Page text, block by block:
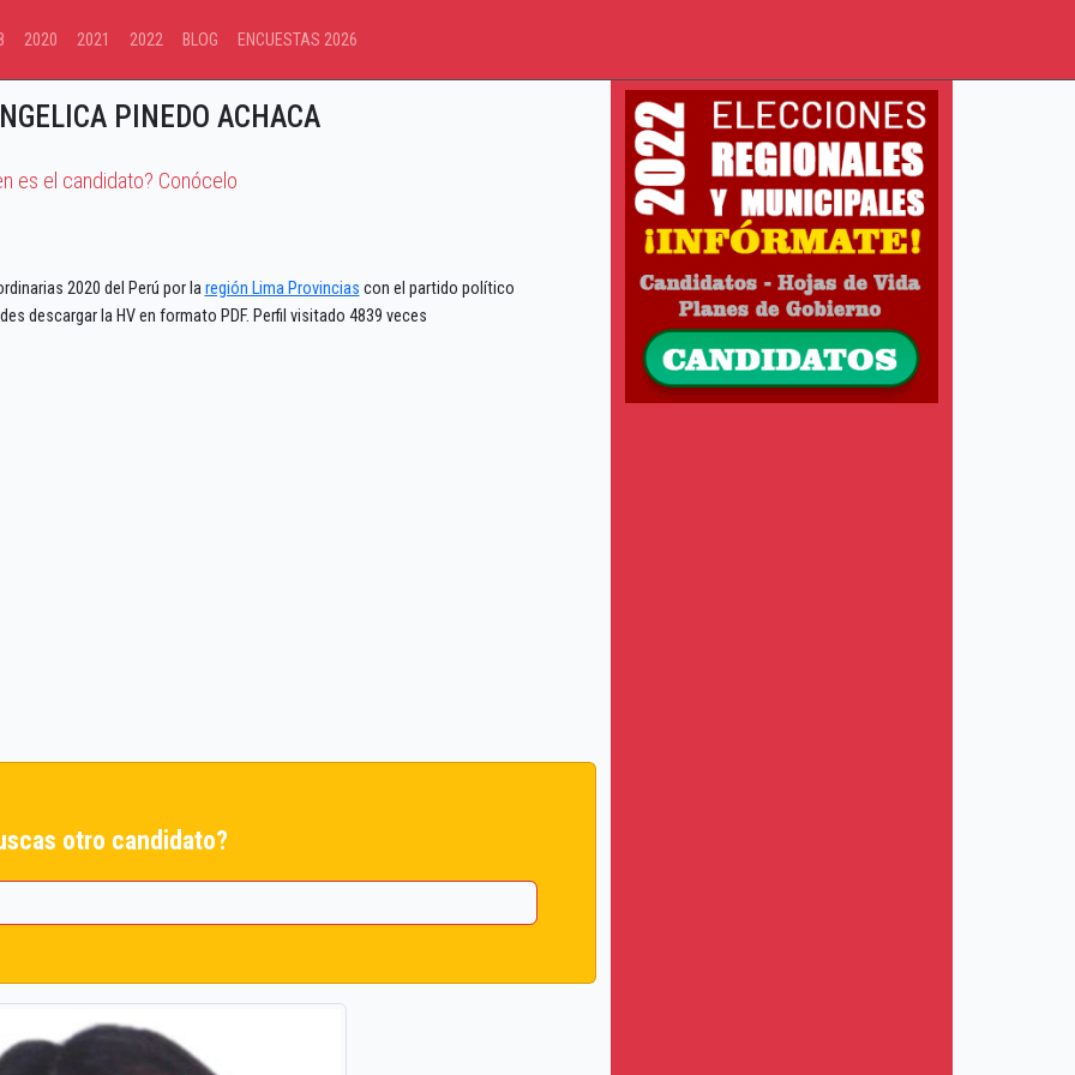
2020 2021 2022 BLOG ENCUESTAS 2026
PINEDO ACHACA
es el candidato? Conócelo
2020 del Perú por laregión Lima Provincias con el partido político
descargar la HV en formato PDF. Perfil visitado 4839 veces
otro candidato?